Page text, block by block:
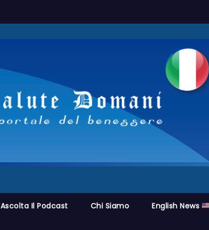
Ascolta Il Podcast Chi Siamo English News